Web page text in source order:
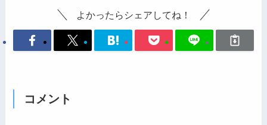
よかったらシェアしてね！
コメント